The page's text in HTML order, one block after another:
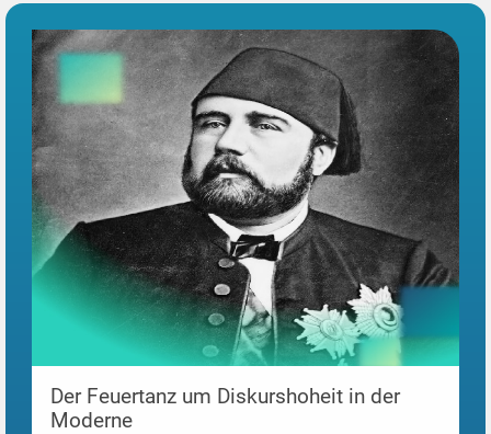
Der Feuertanz um Diskurshoheit in der
Moderne